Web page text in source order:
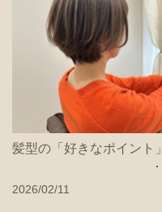
髪型の「好きなポイント」
2026/02/11